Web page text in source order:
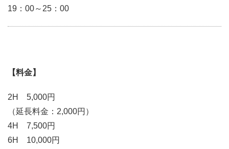
19：00～25：00
【料金】
2H 5,000円
（延長料金：2,000円）
4H 7,500円
6H 10,000円